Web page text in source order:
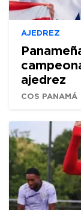
AJEDREZ
ajedrez
COS PANAMÁ